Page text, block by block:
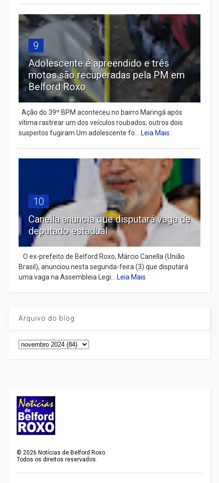
9
Adolescente é apreendido e três
motos são recuperadas pela PM em
Belford Roxo
Ação do 39º BPM aconteceu no bairro Maringá após
vítima rastrear um dos veículos roubados; outros dois
suspeitos fugiram Um adolescente fo... Leia Mais
10
Canella anuncia que disputará vaga de
deputado estadual
​ O ex-prefeito de Belford Roxo, Márcio Canella (União
Brasil), anunciou nesta segunda-feira (3) que disputará
uma vaga na Assembleia Legi... Leia Mais
Arquivo do blog
©2026 Notícias de Belford Roxo
Todos os direitos reservados.